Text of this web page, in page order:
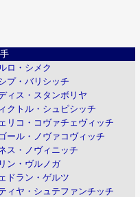
ロ・シメク
プ・バリシッチ
ィス・スタンボリヤ
クトル・シュピシッチ
リコ・コヴァチェヴィッチ
ール・ノヴァコヴィッチ
ス・ノヴィニッチ
ン・ヴルノガ
ドラン・ゲルツ
ィヤ・シュテファンチッチ